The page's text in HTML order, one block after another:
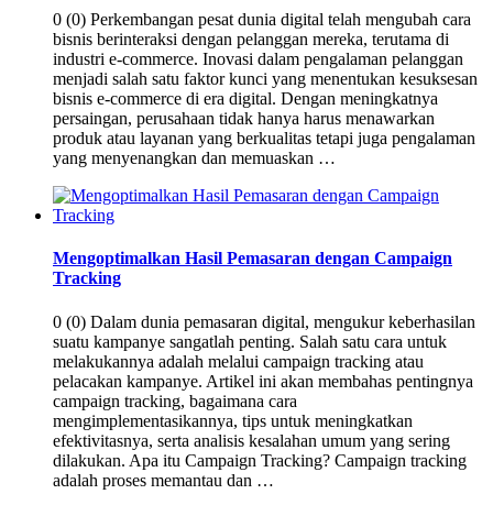
0 (0) Perkembangan pesat dunia digital telah mengubah cara
bisnis berinteraksi dengan pelanggan mereka, terutama di
industri e-commerce. Inovasi dalam pengalaman pelanggan
menjadi salah satu faktor kunci yang menentukan kesuksesan
bisnis e-commerce di era digital. Dengan meningkatnya
persaingan, perusahaan tidak hanya harus menawarkan
produk atau layanan yang berkualitas tetapi juga pengalaman
yang menyenangkan dan memuaskan …
Mengoptimalkan Hasil Pemasaran dengan Campaign
Tracking
0 (0) Dalam dunia pemasaran digital, mengukur keberhasilan
suatu kampanye sangatlah penting. Salah satu cara untuk
melakukannya adalah melalui campaign tracking atau
pelacakan kampanye. Artikel ini akan membahas pentingnya
campaign tracking, bagaimana cara
mengimplementasikannya, tips untuk meningkatkan
efektivitasnya, serta analisis kesalahan umum yang sering
dilakukan. Apa itu Campaign Tracking? Campaign tracking
adalah proses memantau dan …